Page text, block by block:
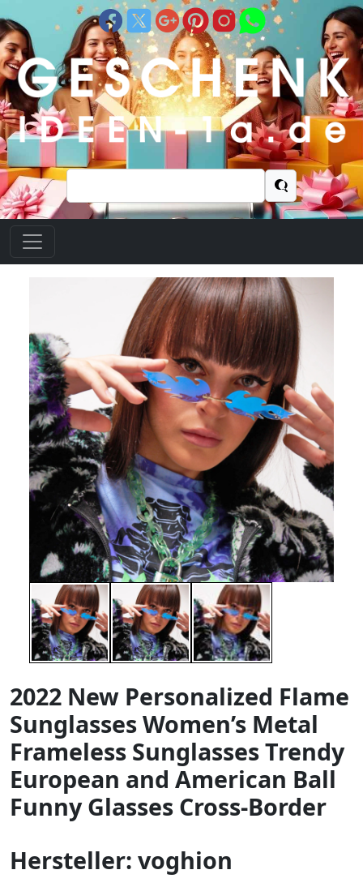
Suchen
nach:
2022 New Personalized Flame
Sunglasses Women’s Metal
Frameless Sunglasses Trendy
European and American Ball
Funny Glasses Cross-Border
Hersteller: voghion